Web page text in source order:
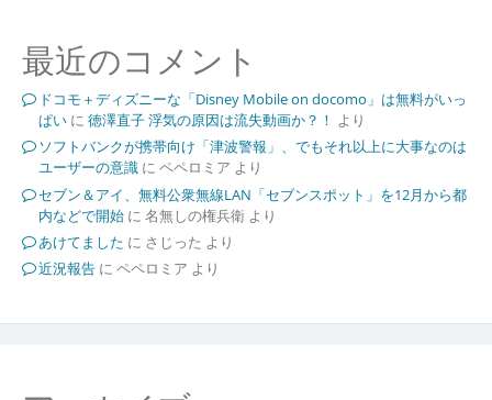
最近のコメント
ドコモ＋ディズニーな「Disney Mobile on docomo」は無料がいっ
ぱいに 徳澤直子 浮気の原因は流失動画か？！ より
ソフトバンクが携帯向け「津波警報」、でもそれ以上に大事なのは
ユーザーの意識に ペペロミア より
セブン＆アイ、無料公衆無線LAN「セブンスポット」を12月から都
内などで開始に 名無しの権兵衛より
あけてました に さじった より
近況報告に ペペロミア より